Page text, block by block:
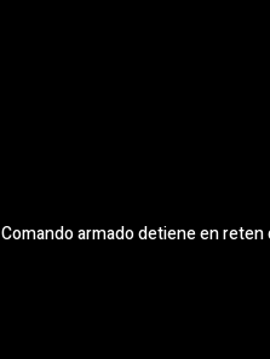
Comando armado detiene en